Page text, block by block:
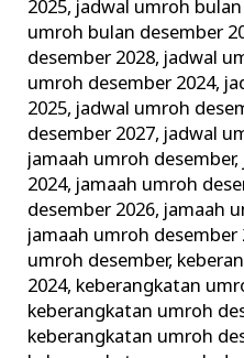
2025, jadwal umroh
umroh bulan desember
desember 2028, jadwal
umroh desember 2024,
2025, jadwal umroh
desember 2027, jadwal
jamaah umroh desember,
2024, jamaah umroh
desember 2026, jamaah
jamaah umroh desember
umroh desember,
2024, keberangkatan
keberangkatan umroh
keberangkatan umroh